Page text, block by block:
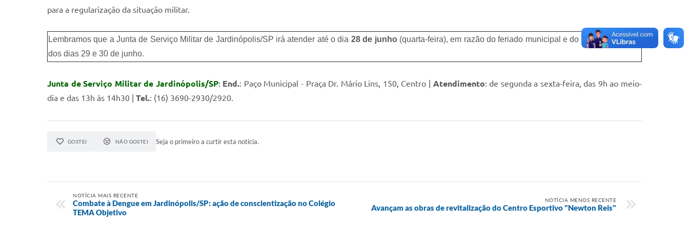
para a regularização da situação militar.
Lembramos que a Junta de Serviço Militar de Jardinópolis/SP irá atender até o dia 28 de junho(quarta-feira), em razão do feriado municipal e do ponto facultativo
dos dias 29 e 30 de junho.
Junta de Serviço Militar de Jardinópolis/SP: End.: Paço Municipal - Praça Dr. Mário Lins, 150, Centro | Atendimento: de segunda a sexta-feira, das 9h ao meio-
dia e das 13h às 14h30 | Tel.: (16) 3690-2930/2920.
GOSTEI NÃO GOSTEI Seja o primeiro a curtir esta notícia.
NOTÍCIA MAIS RECENTE
Combate à Dengue em Jardinópolis/SP: ação de conscientização no Colégio
TEMA Objetivo
NOTÍCIA MENOS RECENTE
Avançam as obras de revitalização do Centro Esportivo "Newton Reis"